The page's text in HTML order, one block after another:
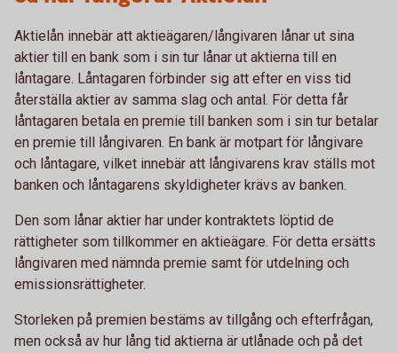
Aktielån innebär att aktieägaren/långivaren lånar ut sina
aktier till en bank som i sin tur lånar ut aktierna till en
låntagare. Låntagaren förbinder sig att efter en viss tid
återställa aktier av samma slag och antal. För detta får
låntagaren betala en premie till banken som i sin tur betalar
en premie till långivaren. En bank är motpart för långivare
och låntagare, vilket innebär att långivarens krav ställs mot
banken och låntagarens skyldigheter krävs av banken.
Den som lånar aktier har under kontraktets löptid de
rättigheter som tillkommer en aktieägare. För detta ersätts
långivaren med nämnda premie samt för utdelning och
emissionsrättigheter.
Storleken på premien bestäms av tillgång och efterfrågan,
men också av hur lång tid aktierna är utlånade och på det